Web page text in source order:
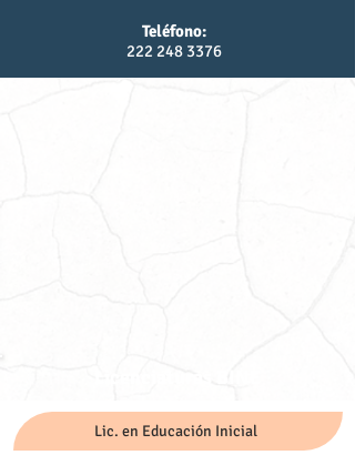
Teléfono:
222 248 3376
Lic. en Educación Inicial